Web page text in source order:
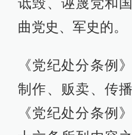
诋毁、诬蔑党和
曲党史、军史的。
《党纪处分条例
制作、贩卖、传
《党纪处分条例